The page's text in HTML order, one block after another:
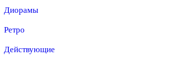
Диорамы
Ретро
Действующие